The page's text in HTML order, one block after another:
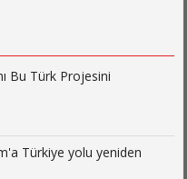
Bu Türk Projesini
Türkiye yolu yeniden